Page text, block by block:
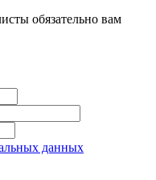
обязательно вам
данных